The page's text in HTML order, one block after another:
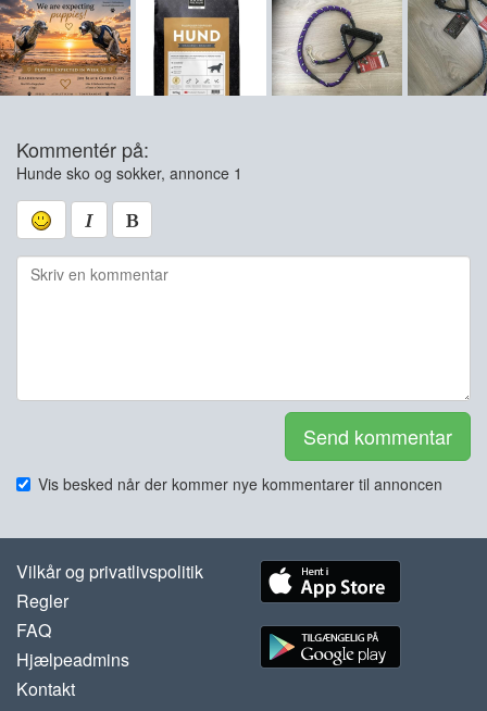
Kommentér på:
Hunde sko og sokker, annonce 1
Send kommentar
Vis besked når der kommer nye kommentarer til annoncen
Vilkår og privatlivspolitik
Regler
FAQ
Hjælpeadmins
Kontakt